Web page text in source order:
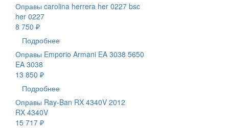
Оправы carolina herrera her 0227 bsc
her 0227
8 750 ₽
Подробнее
Оправы Emporio Armani EA 3038 5650
EA 3038
13 850 ₽
Подробнее
Оправы Ray-Ban RX 4340V 2012
RX 4340V
15 717 ₽